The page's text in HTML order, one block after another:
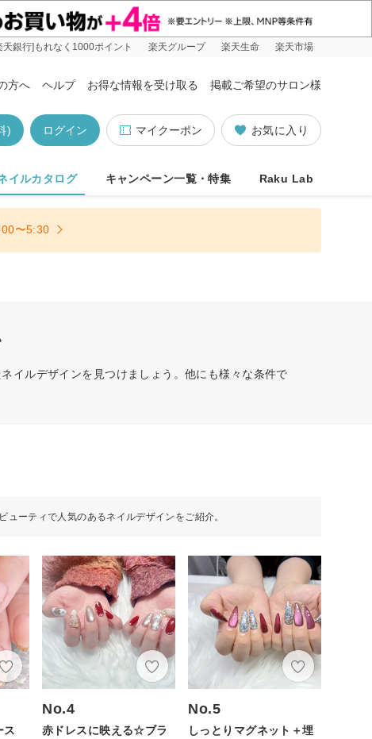
天銀行]もれなく1000ポイント 楽天グループ 楽天生命 楽天市場
方へ ヘルプ お得な情報を受け取る 掲載ご希望のサロン様
お気に入り
マイクーポン
ログイン
)
イルカタログ キャンペーン一覧・特集 Raku Lab
〜5:30
イルデザインを見つけましょう。他にも様々な条件で
ューティで人気のあるネイルデザインをご紹介。
ス
No.4
赤ドレスに映える☆ブラ
No.5
しっとりマグネット＋埋